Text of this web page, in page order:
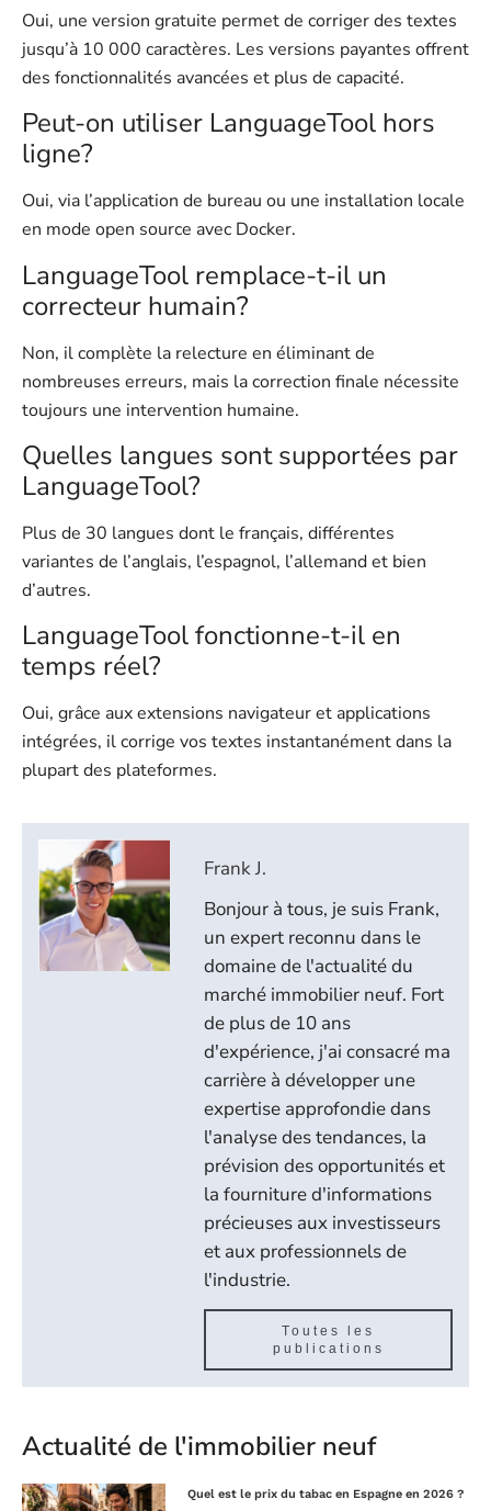
Oui, une version gratuite permet de corriger des textes
jusqu’à 10 000 caractères. Les versions payantes offrent
des fonctionnalités avancées et plus de capacité.
Peut-on utiliser LanguageTool hors
ligne?
Oui, via l’application de bureau ou une installation locale
en mode open source avec Docker.
LanguageTool remplace-t-il un
correcteur humain?
Non, il complète la relecture en éliminant de
nombreuses erreurs, mais la correction finale nécessite
toujours une intervention humaine.
Quelles langues sont supportées par
LanguageTool?
Plus de 30 langues dont le français, différentes
variantes de l’anglais, l’espagnol, l’allemand et bien
d’autres.
LanguageTool fonctionne-t-il en
temps réel?
Oui, grâce aux extensions navigateur et applications
intégrées, il corrige vos textes instantanément dans la
plupart des plateformes.
Frank J.
Bonjour à tous, je suis Frank,
un expert reconnu dans le
domaine de l'actualité du
marché immobilier neuf. Fort
de plus de 10 ans
d'expérience, j'ai consacré ma
carrière à développer une
expertise approfondie dans
l'analyse des tendances, la
prévision des opportunités et
la fourniture d'informations
précieuses aux investisseurs
et aux professionnels de
l'industrie.
Toutes les
publications
Actualité de l'immobilier neuf
Quel est le prix du tabac en Espagne en 2026 ?